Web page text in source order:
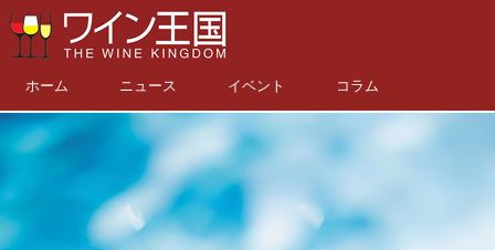
ホーム ニュース イベント コラム